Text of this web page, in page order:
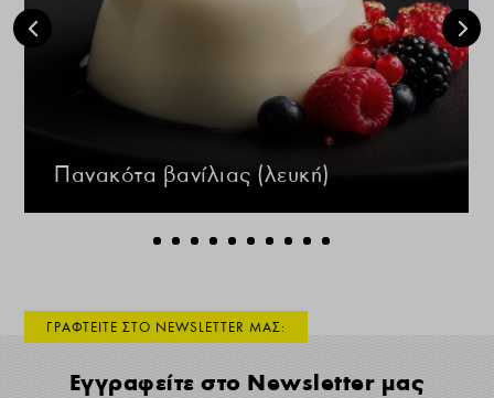
Πανακότα βανίλιας (λευκή)
ΓΡΑΦΤΕΙΤΕ ΣΤΟ NEWSLETTER ΜΑΣ:
Εγγραφείτε στο Newsletter μας